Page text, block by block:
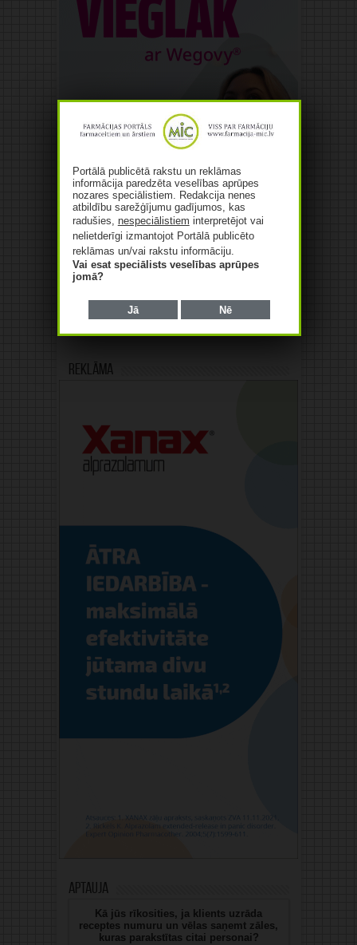
Reklāma
Aptauja
Kā jūs rīkosities, ja klients uzrāda
receptes numuru un vēlas saņemt zāles,
kuras parakstītas citai personai?
Portālā publicētā rakstu un reklāmas
informācija paredzēta veselības aprūpes
nozares speciālistiem. Redakcija nenes
atbildību sarežģījumu gadījumos, kas
radušies, nespeciālistiem interpretējot vai
nelietderīgi izmantojot Portālā publicēto
reklāmas un/vai rakstu informāciju.
Vai esat speciālists veselības aprūpes
jomā?
Jā Nē